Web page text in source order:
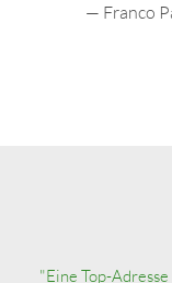
— Franco
"Eine Top-